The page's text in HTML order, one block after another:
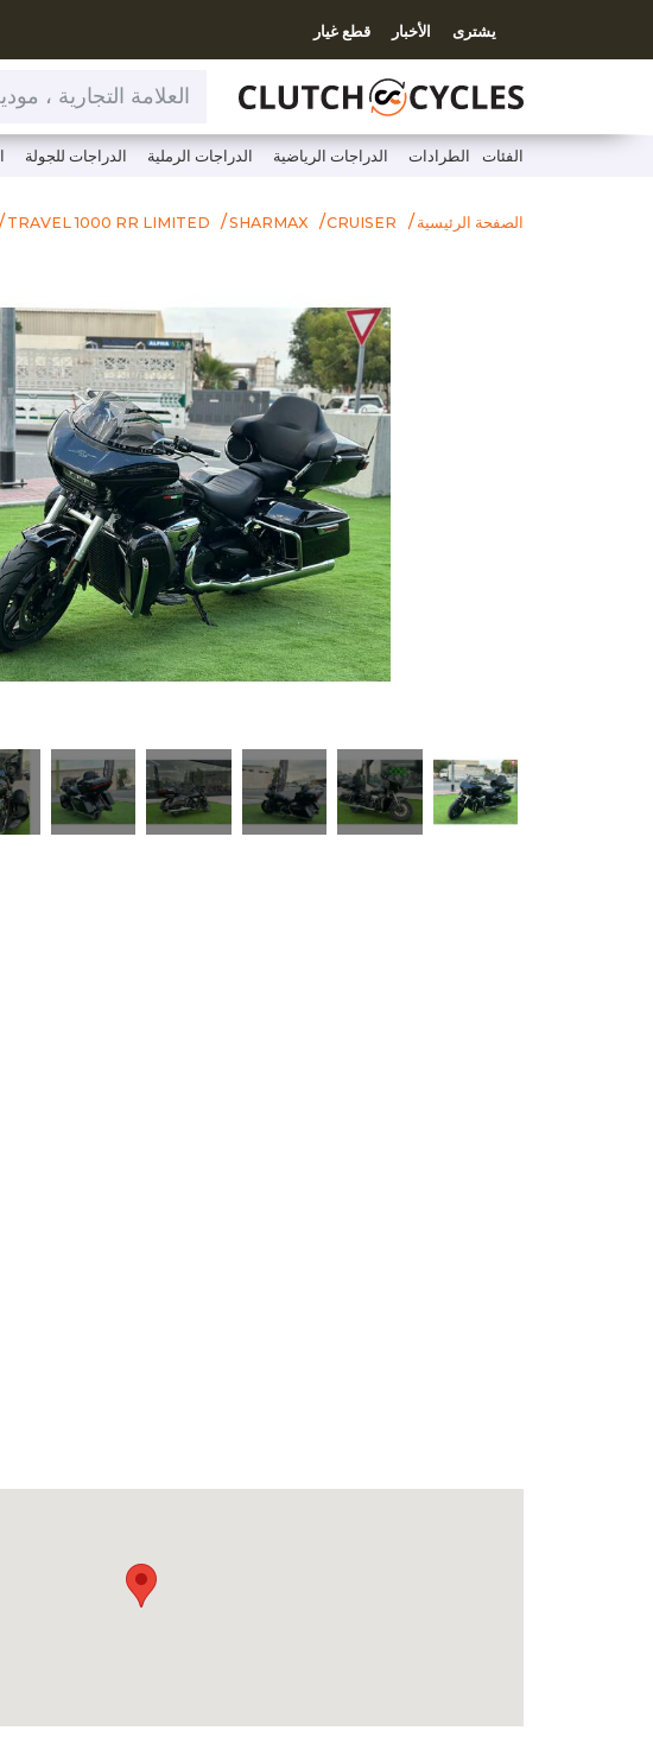
يشترى الأخبار قطع غيار
العلامة التجارية ، موديل، فئة أو تاجر
الفئات الطرادات الدراجات الرياضية الدراجات الرملية الدراجات للجولة
الصفحة الرئيسية CRUISER
SHARMAX
TRAVEL 1000 RR LIMITED